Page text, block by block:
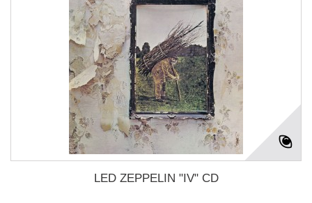
LED ZEPPELIN "IV" CD